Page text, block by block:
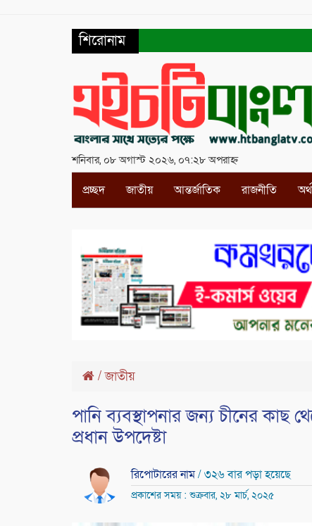
শিরোনাম
শনিবার, ০৮ অগাস্ট ২০২৬, ০৭:২৮ অপরাহ্ন
প্রচ্ছদ জাতীয় আন্তর্জাতিক রাজনীতি
/জাতীয়
পানি ব্যবস্থাপনার জন্য চীনের কাছ
প্রধান উপদেষ্টা
রিপোটারের নাম/ ৩২৬ বার পড়া হয়েছে
প্রকাশের সময় : শুক্রবার, ২৮ মার্চ, ২০২৫